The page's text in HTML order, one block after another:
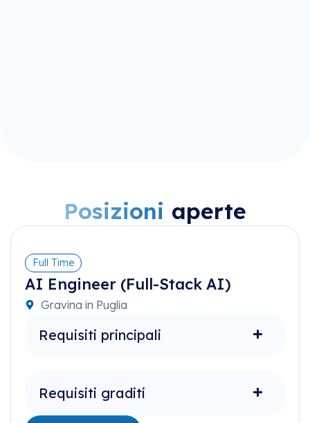
Posizioni aperte
Full Time
AI Engineer (Full-Stack AI)
Gravina in Puglia
Requisiti principali
Requisiti graditi